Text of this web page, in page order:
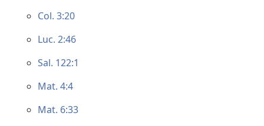
Col. 3:20
Luc. 2:46
Sal. 122:1
Mat. 4:4
Mat. 6:33